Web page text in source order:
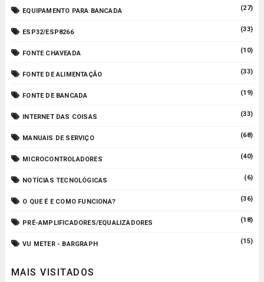
EQUIPAMENTO PARA BANCADA (27)
ESP32/ESP8266 (33)
FONTE CHAVEADA (10)
FONTE DE ALIMENTAÇÃO (33)
FONTE DE BANCADA (19)
INTERNET DAS COISAS (33)
MANUAIS DE SERVIÇO (68)
MICROCONTROLADORES (40)
NOTÍCIAS TECNOLÓGICAS (6)
O QUE É E COMO FUNCIONA? (36)
PRÉ-AMPLIFICADORES/EQUALIZADORES (18)
VU METER - BARGRAPH (15)
MAIS VISITADOS